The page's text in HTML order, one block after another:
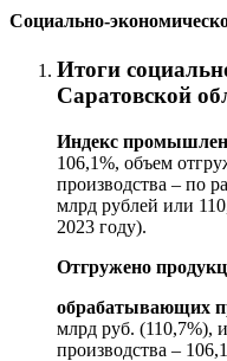
Социально-
Итоги
Саратовской
Индекс
106,1%, объем
производства – по
млрд рублей или
2023 году).
Отгружено
обрабатывающих
млрд руб. (110,7%),
производства – 106,1